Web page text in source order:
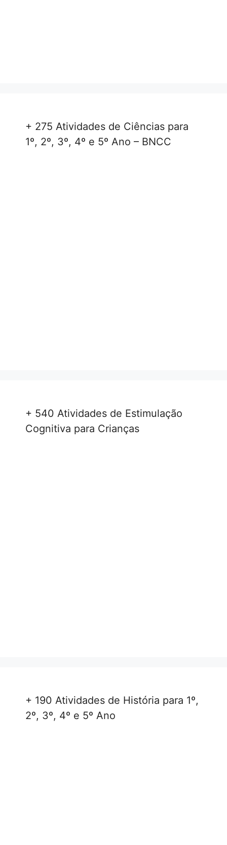
+ 275 Atividades de Ciências para
1º, 2º, 3º, 4º e 5º Ano – BNCC
+ 540 Atividades de Estimulação
Cognitiva para Crianças
+ 190 Atividades de História para 1º,
2º, 3º, 4º e 5º Ano